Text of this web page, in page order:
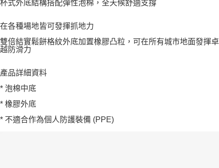
杯式外底結構搭配彈性泡棉，全天候舒適支撐
在各種場地皆可發揮抓地力
雙倍結實鬆餅格紋外底加置橡膠凸粒，可在所有城市地面發揮卓
越防滑力
產品詳細資料
* 泡棉中底
* 橡膠外底
* 不適合作為個人防護裝備 (PPE)